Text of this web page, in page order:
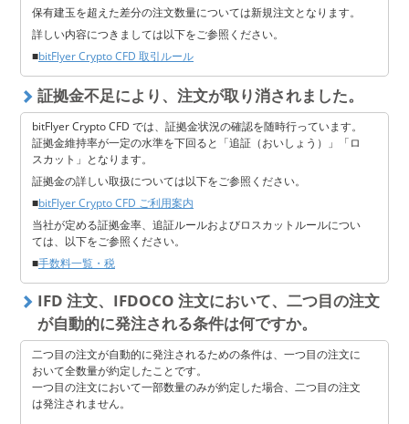
＜ご注意点＞
※ 「最大」レバレッジが変更されることによってロスカットが発生
する可能性があります。
※ お取引にあたっては、あらかじめ当社が提供する契約締結前交付
書面（暗号資産関連店頭デリバティブ取引）等をご確認いただき、
内容を十分にご理解いただいたうえで、お客様ご自身の判断と責任
によりお取引ください。
保有建玉を超えた差分の注文数量については新規注文となります。
詳しい内容につきましては以下をご参照ください。
■bitFlyer Crypto CFD 取引ルール
証拠金不足により、注文が取り消されました。
bitFlyer Crypto CFD では、証拠金状況の確認を随時行っています。
証拠金維持率が一定の水準を下回ると「追証（おいしょう）」「ロ
スカット」となります。
証拠金の詳しい取扱については以下をご参照ください。
■bitFlyer Crypto CFD ご利用案内
当社が定める証拠金率、追証ルールおよびロスカットルールについ
ては、以下をご参照ください。
■手数料一覧・税
IFD 注文、IFDOCO 注文において、二つ目の注文
が自動的に発注される条件は何ですか。
二つ目の注文が自動的に発注される‌ための‌条件は、一つ目の注文に‌
おいて‌全数量が約定‌した‌ことです。
一つ目の注文に‌おいて‌一部数量のみが約定した場合、二つ目の注文
は発注されません。